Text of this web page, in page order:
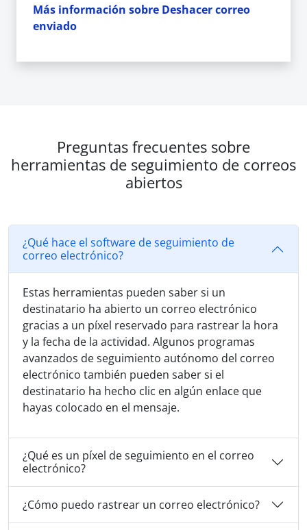
Más información sobre Deshacer correo
enviado
Preguntas frecuentes sobre
herramientas de seguimiento de correos
abiertos
¿Qué hace el software de seguimiento de
correo electrónico?
Estas herramientas pueden saber si un
destinatario ha abierto un correo electrónico
gracias a un píxel reservado para rastrear la hora
y la fecha de la actividad. Algunos programas
avanzados de seguimiento autónomo del correo
electrónico también pueden saber si el
destinatario ha hecho clic en algún enlace que
hayas colocado en el mensaje.
¿Qué es un píxel de seguimiento en el correo
electrónico?
¿Cómo puedo rastrear un correo electrónico?